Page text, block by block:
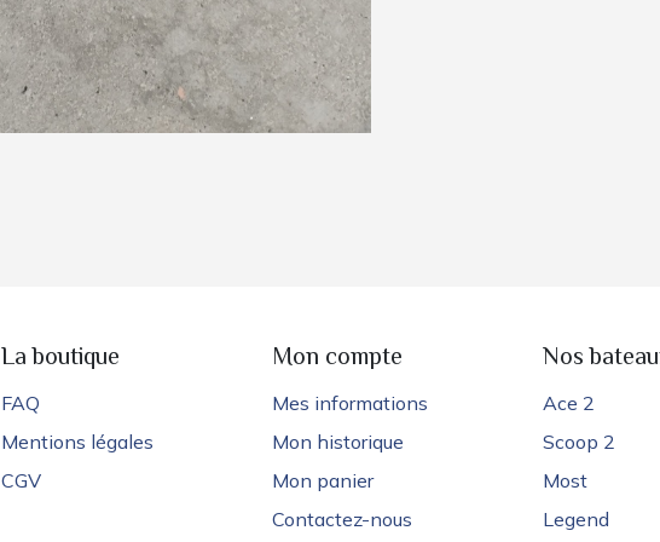
La boutique
FAQ
Mentions légales
CGV
Mon compte
Mes informations
Mon historique
Mon panier
Contactez-nous
Nos
Ace 2
Scoop 2
Most
Legend